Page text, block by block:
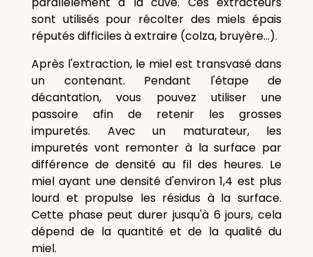
sont utilisés pour récolter des miels épais
réputés difficiles à extraire (colza, bruyère...).
Après l'extraction, le miel est transvasé dans
un contenant. Pendant l'étape de
décantation, vous pouvez utiliser une
passoire afin de retenir les grosses
impuretés. Avec un maturateur, les
impuretés vont remonter à la surface par
différence de densité au fil des heures. Le
miel ayant une densité d'environ 1,4 est plus
lourd et propulse les résidus à la surface.
Cette phase peut durer jusqu'à 6 jours, cela
dépend de la quantité et de la qualité du
miel.